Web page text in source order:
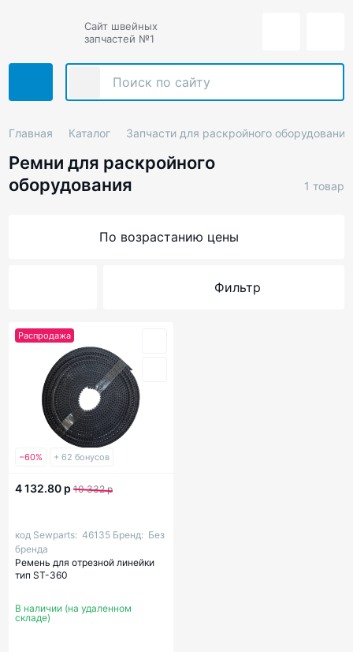
Сайт швейных
запчастей №1
Главная Каталог Запчасти для раскройного оборудования
Ремни для раскройного
оборудования
1 товар
По возрастанию цены
Фильтр
Распродажа
−60% + 62 бонусов
4 132.80 р10 332 р
код Sewparts: 46135 Бренд: Без
бренда
Ремень для отрезной линейки
тип ST-360
В наличии (на удаленном
складе)